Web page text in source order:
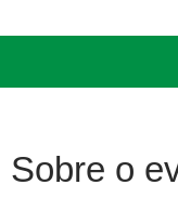
Sobre o